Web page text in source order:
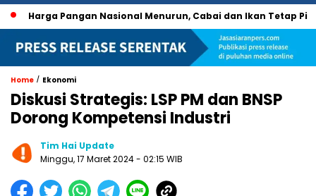
Pangan Nasional Menurun, Cabai dan Ikan Tetap Picu
Home / Ekonomi
Diskusi Strategis: LSP PM dan BNSP
Dorong Kompetensi Industri
Tim Hai Update
Minggu, 17 Maret 2024 - 02:15 WIB